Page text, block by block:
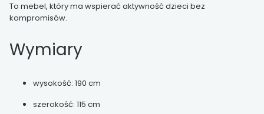
To mebel, który ma wspierać aktywność dzieci bez
kompromisów.
Wymiary
wysokość: 190 cm
szerokość: 115 cm